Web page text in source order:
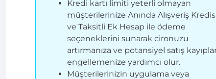
Kredi kartı limiti yeterli olmayan
müşterilerinize Anında Alışveriş
ve Taksitli Ek Hesap ile ödeme
seçeneklerini sunarak cironuzu
artırmanıza ve potansiyel satış
engellemenize yardımcı olur.
Müşterilerinizin uygulama veya